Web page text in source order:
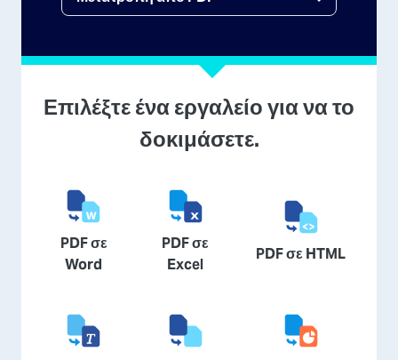
Επιλέξτε ένα εργαλείο για να το
δοκιμάσετε.
PDF σε
Word
PDF σε
Excel
PDF σε HTML